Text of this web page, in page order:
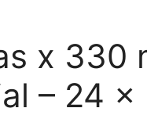
x 330
– 24